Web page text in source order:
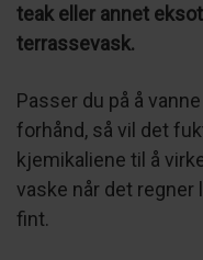
teak eller annet
terrassevask.
Passer du på å
forhånd, så vil det
kjemikaliene til å
vaske når det
fint.